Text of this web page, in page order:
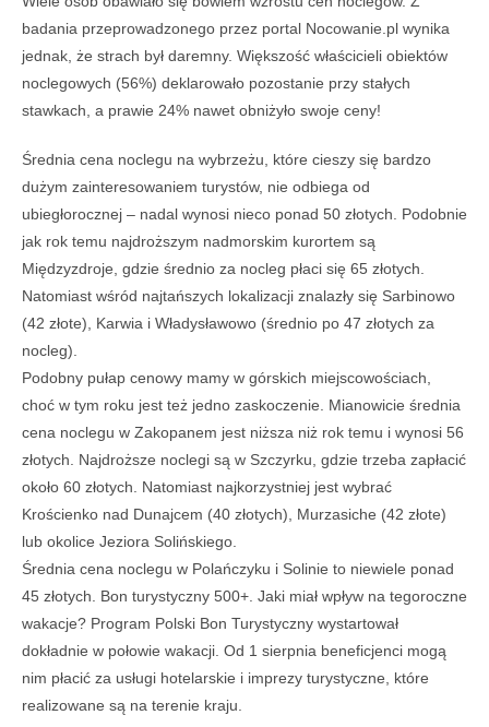
badania przeprowadzonego przez portal Nocowanie.pl wynika
jednak, że strach był daremny. Większość właścicieli obiektów
noclegowych (56%) deklarowało pozostanie przy stałych
stawkach, a prawie 24% nawet obniżyło swoje ceny!
Średnia cena noclegu na wybrzeżu, które cieszy się bardzo
dużym zainteresowaniem turystów, nie odbiega od
ubiegłorocznej – nadal wynosi nieco ponad 50 złotych. Podobnie
jak rok temu najdroższym nadmorskim kurortem są
Międzyzdroje, gdzie średnio za nocleg płaci się 65 złotych.
Natomiast wśród najtańszych lokalizacji znalazły się Sarbinowo
(42 złote), Karwia i Władysławowo (średnio po 47 złotych za
nocleg).
Podobny pułap cenowy mamy w górskich miejscowościach,
choć w tym roku jest też jedno zaskoczenie. Mianowicie średnia
cena noclegu w Zakopanem jest niższa niż rok temu i wynosi 56
złotych. Najdroższe noclegi są w Szczyrku, gdzie trzeba zapłacić
około 60 złotych. Natomiast najkorzystniej jest wybrać
Krościenko nad Dunajcem (40 złotych), Murzasiche (42 złote)
lub okolice Jeziora Solińskiego.
Średnia cena noclegu w Polańczyku i Solinie to niewiele ponad
45 złotych. Bon turystyczny 500+. Jaki miał wpływ na tegoroczne
wakacje? Program Polski Bon Turystyczny wystartował
dokładnie w połowie wakacji. Od 1 sierpnia beneficjenci mogą
nim płacić za usługi hotelarskie i imprezy turystyczne, które
realizowane są na terenie kraju.